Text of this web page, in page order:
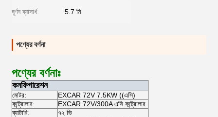
ঘূর্ণন ব্যাসার্ধ: 5.7 মি
পণ্যের বর্ণনা
পণ্যের বর্ণনাঃ
কনফিগারেশন
মোটর:
EXCAR 72V 7.5KW ((এসি)
কন্ট্রোলার:
EXCAR 72V/300A এসি কন্ট্রোলার
ব্যাটারি:
৭২ ভি